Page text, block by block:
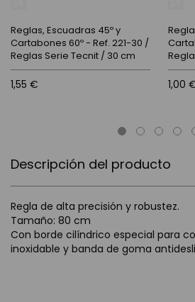
Descripción del producto
Regla de alta precisión y robustez.
Tamaño: 80 cm
Con borde cilíndrico especial para
inoxidable y banda de goma
Reglas, Escuadras 45º y
Cartabones 60º - Ref. 221-30 /
Reglas Serie Tecnit / 30 cm
1,55 € 1,00